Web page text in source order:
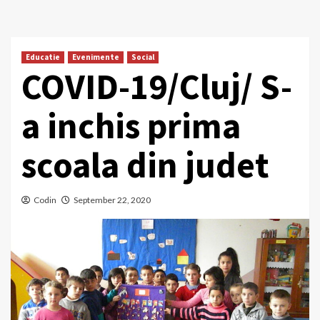
Educatie Evenimente Social
COVID-19/Cluj/ S-
a inchis prima
scoala din judet
Codin September 22, 2020